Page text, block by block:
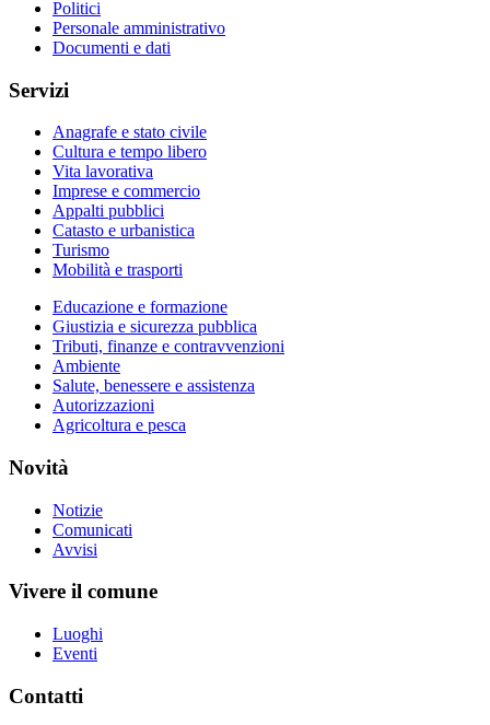
Politici
Personale amministrativo
Documenti e dati
Servizi
Anagrafe e stato civile
Cultura e tempo libero
Vita lavorativa
Imprese e commercio
Appalti pubblici
Catasto e urbanistica
Turismo
Mobilità e trasporti
Educazione e formazione
Giustizia e sicurezza pubblica
Tributi, finanze e contravvenzioni
Ambiente
Salute, benessere e assistenza
Autorizzazioni
Agricoltura e pesca
Novità
Notizie
Comunicati
Avvisi
Vivere il comune
Luoghi
Eventi
Contatti